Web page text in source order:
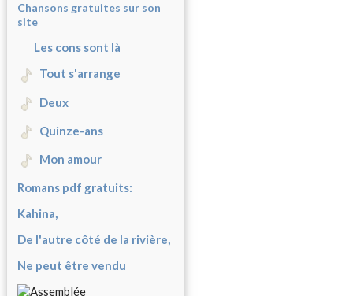
Chansons gratuites sur son
site
Les cons sont là
Tout s'arrange
Deux
Quinze-ans
Mon amour
Romans pdf gratuits:
Kahina,
De l'autre côté de la rivière,
Ne peut être vendu